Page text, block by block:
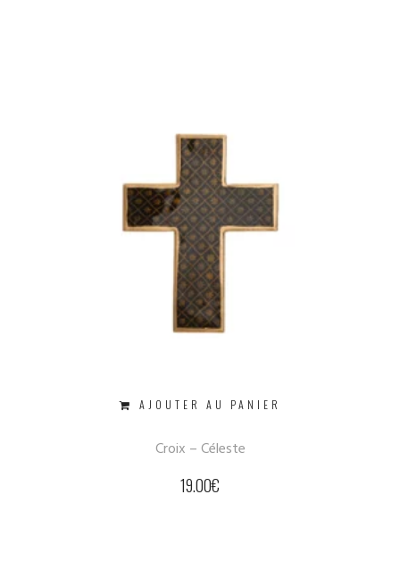
AJOUTER AU PANIER
Croix – Céleste
19.00€